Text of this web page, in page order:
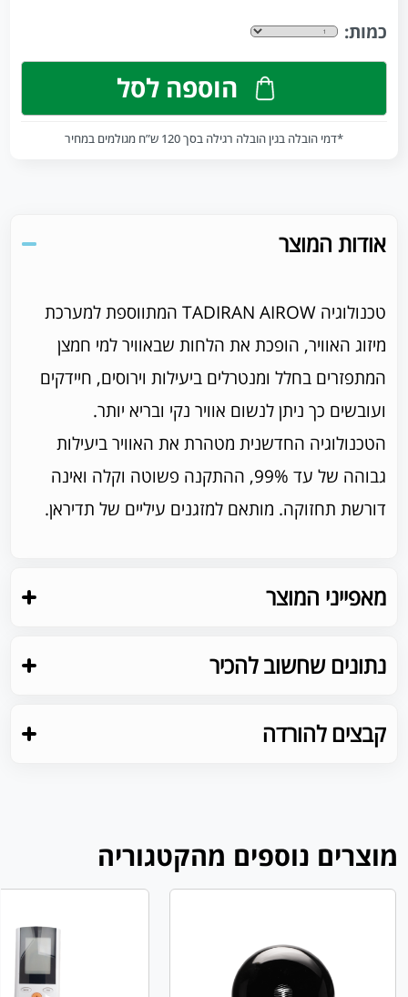
כמות:
הוספה לסל
*דמי הובלה בגין הובלה רגילה בסך 120 ש”ח מגולמים במחיר
אודות המוצר
טכנולוגיה TADIRAN AIROW המתווספת למערכת
מיזוג האוויר, הופכת את הלחות שבאוויר למי חמצן
המתפזרים בחלל ומנטרלים ביעילות וירוסים, חיידקים
ועובשים כך ניתן לנשום אוויר נקי ובריא יותר.
הטכנולוגיה החדשנית מטהרת את האוויר ביעילות
גבוהה של עד 99%, ההתקנה פשוטה וקלה ואינה
דורשת תחזוקה. מותאם למזגנים עיליים של תדיראן.
מאפייני המוצר
נתונים שחשוב להכיר
קבצים להורדה
מוצרים נוספים מהקטגוריה